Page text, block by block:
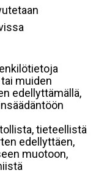
muiden
edellyttämällä,
tieteellistä
edellyttäen,
muotoon,